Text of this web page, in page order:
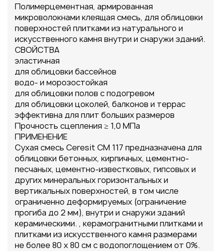
Полимерцементная, армированная
микроволокнами клеящая смесь, для облицовки
поверхностей плитками из натурального и
искусственного камня внутри и снаружи зданий.
СВОЙСТВА
эластичная
для облицовки бассейнов
водо- и морозостойкая
для облицовки полов с подогревом
для облицовки цоколей, балконов и террас
эффективна для плит больших размеров
Прочность сцепления ≥ 1,0 МПа
ПРИМЕНЕНИЕ
Сухая смесь Ceresit CМ 117 предназначена для
облицовки бетонных, кирпичных, цементно-
песчаных, цементно-известковых, гипсовых и
других минеральных горизонтальных и
вертикальных поверхностей, в том числе
ограниченно деформируемых (ограничение
прогиба до 2 мм), внутри и снаружи зданий
керамическими. , керамогранитными плитками и
плитками из искусственного камня размерами
не более 80 х 80 см с водопоглощением от 0%.